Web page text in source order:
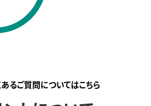
るご質問についてはこちら